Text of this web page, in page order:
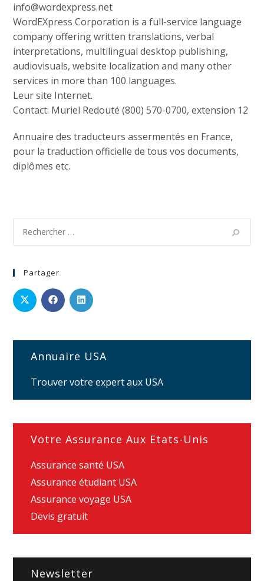
info@wordexpress.net
WordEXpress Corporation is a full-service language
company offering written translations, verbal
interpretations, multilingual desktop publishing,
audiovisuals, website localization and many other
services in more than 100 languages.
Leur site Internet.
Contact: Muriel Redouté (800) 570-0700, extension 12
Annuaire des traducteurs assermentés en France,
pour la traduction officielle de tous vos documents,
diplômes etc.
Partager
Annuaire USA
Trouver votre expert aux USA
Votre Assurance Aux Etats-Unis
Assurance santé USA
Assurance étudiant USA
Assurance voyage USA
Devis gratuit
Newsletter